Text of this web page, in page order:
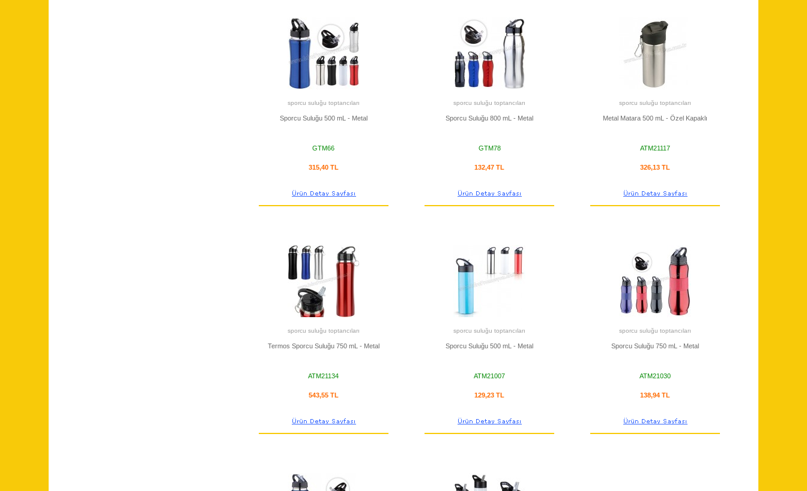
sporcu suluğu toptancıları
Sporcu Suluğu 500 mL - Metal
GTM66
315,40 TL
sporcu suluğu toptancıları
Sporcu Suluğu 800 mL - Metal
GTM78
132,47 TL
sporcu suluğu toptancıları
Metal Matara 500 mL - Özel Kapaklı
ATM21117
326,13 TL
sporcu suluğu toptancıları
Termos Sporcu Suluğu 750 mL - Metal
ATM21134
543,55 TL
sporcu suluğu toptancıları
Sporcu Suluğu 500 mL - Metal
ATM21007
129,23 TL
sporcu suluğu toptancıları
Sporcu Suluğu 750 mL - Metal
ATM21030
138,94 TL